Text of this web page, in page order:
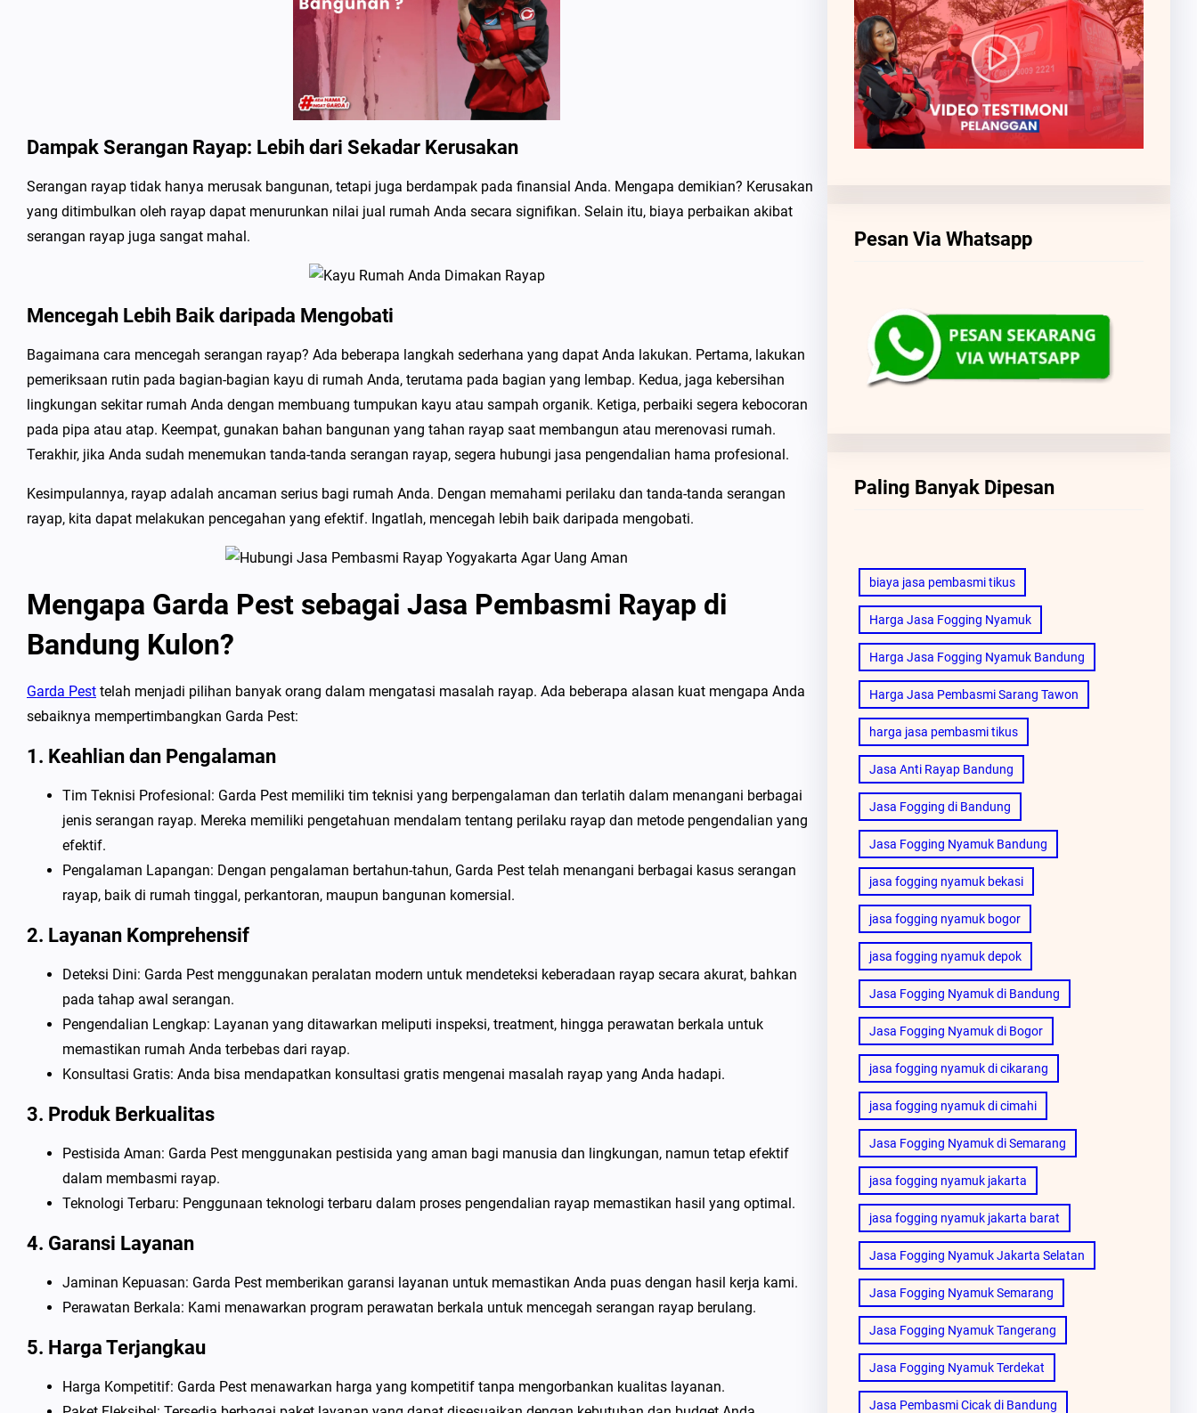
Dampak Serangan Rayap: Lebih dari Sekadar Kerusakan
Serangan rayap tidak hanya merusak bangunan, tetapi juga berdampak pada finansial Anda. Mengapa demikian? Kerusakan
yang ditimbulkan oleh rayap dapat menurunkan nilai jual rumah Anda secara signifikan. Selain itu, biaya perbaikan akibat
serangan rayap juga sangat mahal.
Mencegah Lebih Baik daripada Mengobati
Bagaimana cara mencegah serangan rayap? Ada beberapa langkah sederhana yang dapat Anda lakukan. Pertama, lakukan
pemeriksaan rutin pada bagian-bagian kayu di rumah Anda, terutama pada bagian yang lembap. Kedua, jaga kebersihan
lingkungan sekitar rumah Anda dengan membuang tumpukan kayu atau sampah organik. Ketiga, perbaiki segera kebocoran
pada pipa atau atap. Keempat, gunakan bahan bangunan yang tahan rayap saat membangun atau merenovasi rumah.
Terakhir, jika Anda sudah menemukan tanda-tanda serangan rayap, segera hubungi jasa pengendalian hama profesional.
Kesimpulannya, rayap adalah ancaman serius bagi rumah Anda. Dengan memahami perilaku dan tanda-tanda serangan
rayap, kita dapat melakukan pencegahan yang efektif. Ingatlah, mencegah lebih baik daripada mengobati.
Mengapa Garda Pest sebagai Jasa Pembasmi Rayap di
Bandung Kulon?
Garda Pest telah menjadi pilihan banyak orang dalam mengatasi masalah rayap. Ada beberapa alasan kuat mengapa Anda
sebaiknya mempertimbangkan Garda Pest:
1. Keahlian dan Pengalaman
Tim Teknisi Profesional: Garda Pest memiliki tim teknisi yang berpengalaman dan terlatih dalam menangani berbagai
jenis serangan rayap. Mereka memiliki pengetahuan mendalam tentang perilaku rayap dan metode pengendalian yang
efektif.
Pengalaman Lapangan: Dengan pengalaman bertahun-tahun, Garda Pest telah menangani berbagai kasus serangan
rayap, baik di rumah tinggal, perkantoran, maupun bangunan komersial.
2. Layanan Komprehensif
Deteksi Dini: Garda Pest menggunakan peralatan modern untuk mendeteksi keberadaan rayap secara akurat, bahkan
pada tahap awal serangan.
Pengendalian Lengkap: Layanan yang ditawarkan meliputi inspeksi, treatment, hingga perawatan berkala untuk
memastikan rumah Anda terbebas dari rayap.
Konsultasi Gratis: Anda bisa mendapatkan konsultasi gratis mengenai masalah rayap yang Anda hadapi.
3. Produk Berkualitas
Pestisida Aman: Garda Pest menggunakan pestisida yang aman bagi manusia dan lingkungan, namun tetap efektif
dalam membasmi rayap.
Teknologi Terbaru: Penggunaan teknologi terbaru dalam proses pengendalian rayap memastikan hasil yang optimal.
4. Garansi Layanan
Jaminan Kepuasan: Garda Pest memberikan garansi layanan untuk memastikan Anda puas dengan hasil kerja kami.
Perawatan Berkala: Kami menawarkan program perawatan berkala untuk mencegah serangan rayap berulang.
5. Harga Terjangkau
Harga Kompetitif: Garda Pest menawarkan harga yang kompetitif tanpa mengorbankan kualitas layanan.
Pesan Via Whatsapp
Paling Banyak Dipesan
biaya jasa pembasmi tikus
Harga Jasa Fogging Nyamuk
Harga Jasa Fogging Nyamuk Bandung
Harga Jasa Pembasmi Sarang Tawon
harga jasa pembasmi tikus
Jasa Anti Rayap Bandung
Jasa Fogging di Bandung
Jasa Fogging Nyamuk Bandung
jasa fogging nyamuk bekasi
jasa fogging nyamuk bogor
jasa fogging nyamuk depok
Jasa Fogging Nyamuk di Bandung
Jasa Fogging Nyamuk di Bogor
jasa fogging nyamuk di cikarang
jasa fogging nyamuk di cimahi
Jasa Fogging Nyamuk di Semarang
jasa fogging nyamuk jakarta
jasa fogging nyamuk jakarta barat
Jasa Fogging Nyamuk Jakarta Selatan
Jasa Fogging Nyamuk Semarang
Jasa Fogging Nyamuk Tangerang
Jasa Fogging Nyamuk Terdekat
Jasa Pembasmi Cicak di Bandung